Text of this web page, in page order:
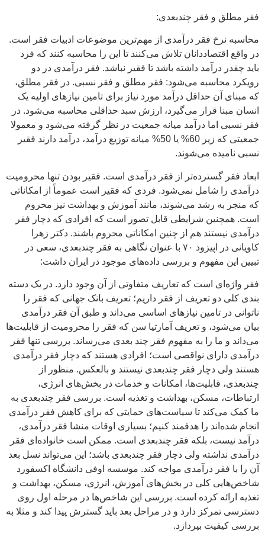
فقر مطلق و فقر چندبعدی:
محاسبه نرخ فقر درآمدی از مهم‌ترین موضوعات ادبیات فقر است.
در واقع اقتصاددانان تلاش می‌کنند تا این را محاسبه کنند که فرد
باید چقدر درآمد داشته باشد تا فقیر نباشد. فقر درآمدی در دو
رویکرد محاسبه می‌شود: فقر مطلق و فقر نسبی. در فقر مطلق،
که مبنای آن حداقل درآمد مورد نیاز برای تامین نیازهای اولیه یک
انسان مبنا قرار می‌گیرد، ارزش سبد حداقلی محاسبه می‌شود. در
فقر نسبی اما درآمد میانه جمعیت در نظر گرفته می‌شود و معمولا
جمعیتی که زیر 60% یا 50% میانه توزیع درآمد، درآمد دارند فقیر
نسبی نامیده می‌شوند.
ابعاد فقر گسترده‌تر از فقر درآمدی است. فقیر بودن تنها محرومیت
درآمدی را شامل نمی‌شود. فردی که فقیر است عموماً از امکاناتی
که منجر به رشد می‌شوند، مانند آموزش و بهداشت نیز محروم
است. همچنین شرایطی قابل تصور است که افرادی که دچار فقر
درآمدی نیستند هم از چنین امکاناتی محروم باشند. دکتر زهرا
کاویانی در اپیزود ۷۰ با عنوان نگاهی به فقر چندبعدی، سعی در
تبیین این مفهوم و بررسی داده‌های موجود در ایران داشت:
فقر واژه‌ای است که تعاریف متفاوتی از آن وجود دارد. در یک دسته
بندی کلی دو تعریف از فقر داریم؛ تعریف بانک جهانی که فقر را
ناتوانی در تامین نیازهای اساسی می‌داند و طبق آن فقر درآمدی
بیان می‌شود، و تعریف آمارتیا سن که فقر را محرومیت از قابلیت‌ها
می‌داند و ما را به مفهوم فقر چند بعدی می‌رساند. بررسی تنها فقر
درآمدی دارای نواقصی است؛ افرادی هستند که دچار فقر درآمدی
هستند ولی دچار فقر چندبعدی نیستند و بالعکس. منظور از
چندبعدی، قابلیت‌ها، امکانات و خدمات در بخش‌های انرژی،
ارتباطات، مسکن، بهداشت و تغذیه است. بررسی فقر چندبعدی به
ما کمک می‌کند تا سیاست‌های حمایتی که برای کاهش فقر درآمدی
انجام شده‌اند را هدفمند کنیم؛ بسیاری اوقات منشا فقر درآمدی،
درآمد نیست، بلکه فقر چندبعدی است. ممکن است خانواده‌ای فقر
درآمدی نداشته ولی دچار فقر چندبعدی باشد؛ این می‌تواند نسل بعد
آن را با فقر درآمدی مواجه کند. موسسه اوفی دانشگاه اکسفورد
شاخص‌هایی کلی در بخش‌های آموزش، انرژی، مسکن، بهداشت و
تغذیه ارائه کرده ‌است. بررسی این شاخص‌ها در مرحله اول روی
دسترسی تمرکز دارد و در مراحل بعد باید گسترش پیدا کند و مثلا به
بررسی کیفیت بپردازد.